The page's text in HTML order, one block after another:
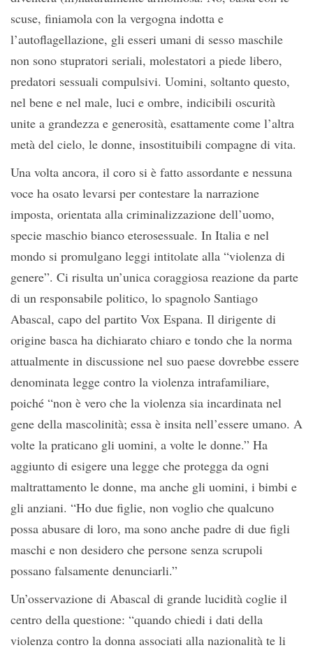
scuse, finiamola con la vergogna indotta e
l’autoflagellazione, gli esseri umani di sesso maschile
non sono stupratori seriali, molestatori a piede libero,
predatori sessuali compulsivi. Uomini, soltanto questo,
nel bene e nel male, luci e ombre, indicibili oscurità
unite a grandezza e generosità, esattamente come l’altra
metà del cielo, le donne, insostituibili compagne di vita.
Una volta ancora, il coro si è fatto assordante e nessuna
voce ha osato levarsi per contestare la narrazione
imposta, orientata alla criminalizzazione dell’uomo,
specie maschio bianco eterosessuale. In Italia e nel
mondo si promulgano leggi intitolate alla “violenza di
genere”. Ci risulta un’unica coraggiosa reazione da parte
di un responsabile politico, lo spagnolo Santiago
Abascal, capo del partito Vox Espana. Il dirigente di
origine basca ha dichiarato chiaro e tondo che la norma
attualmente in discussione nel suo paese dovrebbe essere
denominata legge contro la violenza intrafamiliare,
poiché “non è vero che la violenza sia incardinata nel
gene della mascolinità; essa è insita nell’essere umano. A
volte la praticano gli uomini, a volte le donne.” Ha
aggiunto di esigere una legge che protegga da ogni
maltrattamento le donne, ma anche gli uomini, i bimbi e
gli anziani. “Ho due figlie, non voglio che qualcuno
possa abusare di loro, ma sono anche padre di due figli
maschi e non desidero che persone senza scrupoli
possano falsamente denunciarli.”
Un’osservazione di Abascal di grande lucidità coglie il
centro della questione: “quando chiedi i dati della
violenza contro la donna associati alla nazionalità te li